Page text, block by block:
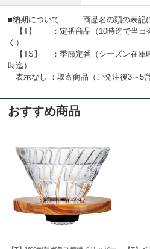
■納期について … 商品名の頭の表記に
【T】 ：定番商品（10時迄で当日
く）
【TS】 ：季節定番（シーズン在庫
時迄）
表示なし ：取寄商品（ご発注後3～5
おすすめ商品